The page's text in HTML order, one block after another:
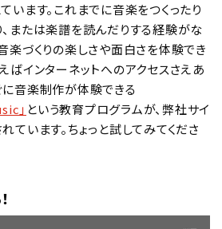
います。これまでに音楽をつくったり
または楽譜を読んだりする経験がな
楽づくりの楽しさや面白さを体験でき
ばインターネットへのアクセスさえあ
音楽制作が体験できる
」 という教育プログラムが、弊社サイ
ています。ちょっと試してみてくださ